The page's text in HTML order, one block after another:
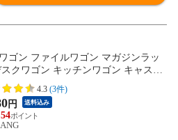
ゴン ファイルワゴン マガジンラッ
クワゴン キッチンワゴン キャスタ
納棚 収納 大容量 雑誌 本 新聞 書類 絵
書 ボックス ラック ワゴン オフィ
wagon
4.3 (3件)
円 送料込み
54